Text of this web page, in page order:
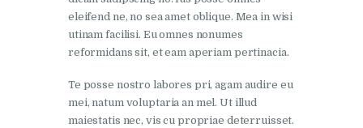
eleifend ne, no sea amet oblique. Mea in wisi
utinam facilisi. Eu omnes nonumes
reformidans sit, et eam aperiam pertinacia.
Te posse nostro labores pri, agam audire eu
mei, natum voluptaria an mel. Ut illud
maiestatis nec, vis cu propriae deterruisset.